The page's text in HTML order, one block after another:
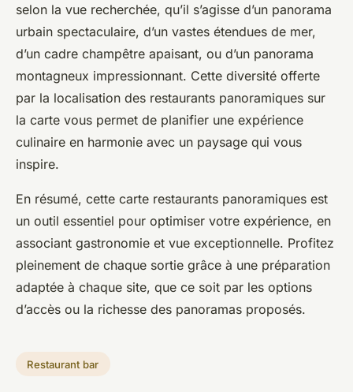
selon la vue recherchée, qu’il s’agisse d’un panorama
urbain spectaculaire, d’un vastes étendues de mer,
d’un cadre champêtre apaisant, ou d’un panorama
montagneux impressionnant. Cette diversité offerte
par la localisation des restaurants panoramiques sur
la carte vous permet de planifier une expérience
culinaire en harmonie avec un paysage qui vous
inspire.
En résumé, cette carte restaurants panoramiques est
un outil essentiel pour optimiser votre expérience, en
associant gastronomie et vue exceptionnelle. Profitez
pleinement de chaque sortie grâce à une préparation
adaptée à chaque site, que ce soit par les options
d’accès ou la richesse des panoramas proposés.
Restaurant bar